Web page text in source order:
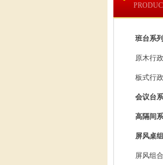
班台系列
原木行
板式行
会议台
高隔间
屏风桌
屏风组合